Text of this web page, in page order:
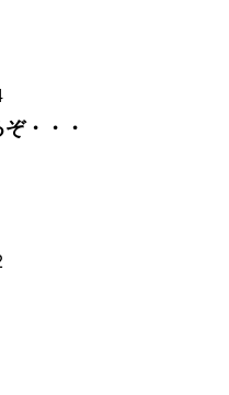
・・・